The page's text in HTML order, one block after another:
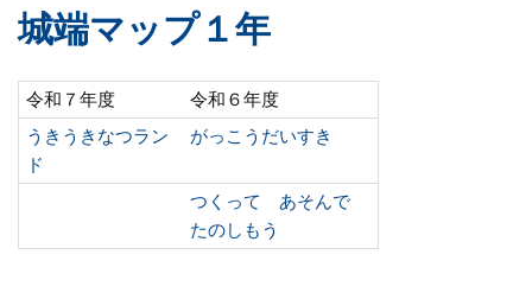
城端マップ１年
令和７年度
令和６年度
うきうきなつラン
ド
がっこうだいすき
つくって あそんで
たのしもう